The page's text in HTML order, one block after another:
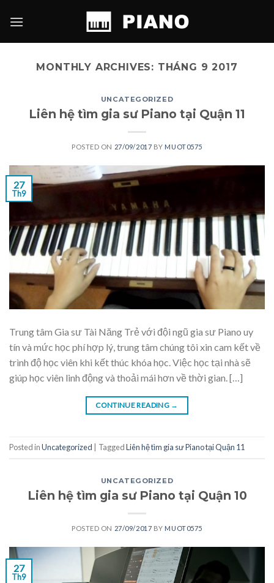
MONTHLY ARCHIVES: THÁNG 9 2017
UNCATEGORIZED
Liên hệ tìm gia sư Piano tại Quận 11
POSTED ON 27/09/2017 BY MUOT0575
27
Th9
Trung tâm Gia sư Tài Năng Trẻ với đội ngũ gia sư Piano uy
tín và mức học phí hợp lý, trung tâm chúng tôi xin cam kết về
trình độ học viên khi kết thúc khóa học. Việc học tại nhà sẽ
giúp học viên linh động và thoải mái hơn về thời gian. […]
CONTINUE READING →
Posted inUncategorized TaggedLiên hệ tìm gia sư Piano tại Quận 11
UNCATEGORIZED
Liên hệ tìm gia sư Piano tại Quận 10
POSTED ON 27/09/2017 BY MUOT0575
27
Th9